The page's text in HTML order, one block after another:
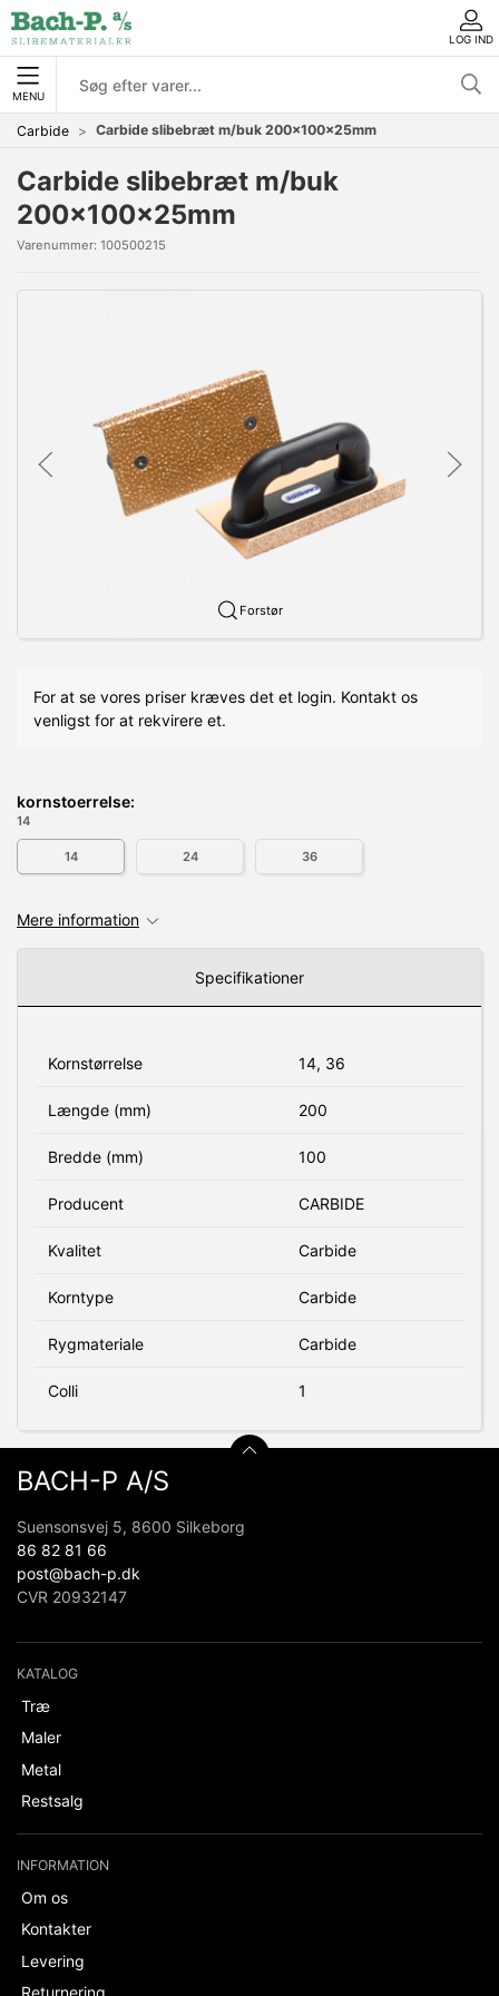
LOG IND
MENU
Carbide Carbide slibebræt m/buk 200x100x25mm
Carbide slibebræt m/buk
200x100x25mm
Varenummer: 100500215
Forstør
For at se vores priser kræves det et login. Kontakt os
venligst for at rekvirere et.
kornstoerrelse:
14
14 24 36
Mere information
Specifikationer
Kornstørrelse 14, 36
Længde (mm) 200
Bredde (mm) 100
Producent CARBIDE
Kvalitet Carbide
Korntype Carbide
Rygmateriale Carbide
Colli 1
BACH-P A/S
Suensonsvej 5, 8600 Silkeborg
86 82 81 66
post@bach-p.dk
CVR 20932147
KATALOG
Træ
Maler
Metal
Restsalg
INFORMATION
Om os
Kontakter
Levering